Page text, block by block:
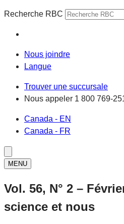
Recherche RBC
Nous joindre
Langue
Trouver une succursale
Nous appeler 1 800 769-
Canada - EN
Canada - FR
MENU
Vol. 56, N° 2 –
science et nous